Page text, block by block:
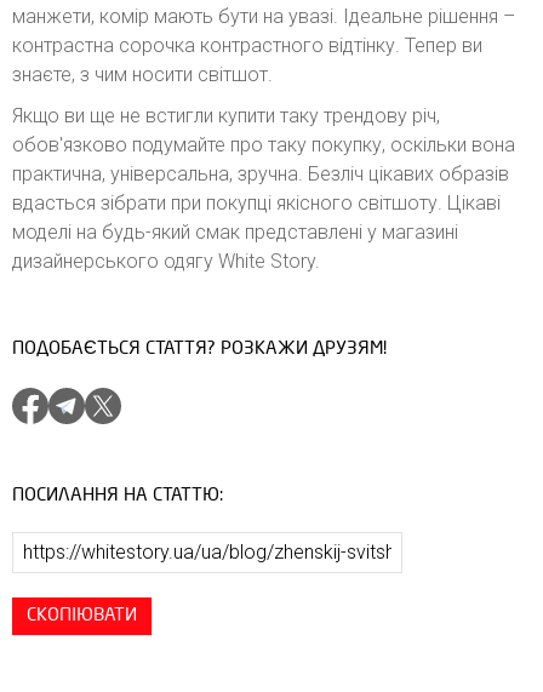
манжети, комір мають бути на увазі. Ідеальне рішення –
контрастна сорочка контрастного відтінку. Тепер ви
знаєте, з чим носити світшот.
Якщо ви ще не встигли купити таку трендову річ,
обов'язково подумайте про таку покупку, оскільки вона
практична, універсальна, зручна. Безліч цікавих образів
вдасться зібрати при покупці якісного світшоту. Цікаві
моделі на будь-який смак представлені у магазині
дизайнерського одягу White Story.
ПОДОБАЄТЬСЯ СТАТТЯ? РОЗКАЖИ ДРУЗЯМ!
ПОСИЛАННЯ НА СТАТТЮ:
СКОПІЮВАТИ